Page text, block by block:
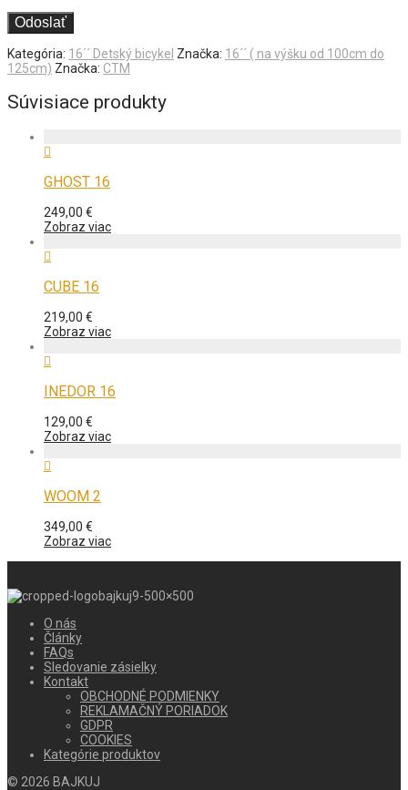
Kategória: 16´´ Detský bicykel Značka: 16´´ ( na výšku od 100cm do
125cm) Značka: CTM
Súvisiace produkty
GHOST 16
249,00 €
Zobraz viac
CUBE 16
219,00 €
Zobraz viac
INEDOR 16
129,00 €
Zobraz viac
WOOM 2
349,00 €
Zobraz viac
O nás
Články
FAQs
Sledovanie zásielky
Kontakt
OBCHODNÉ PODMIENKY
REKLAMAČNÝ PORIADOK
GDPR
COOKIES
Kategórie produktov
© 2026 BAJKUJ